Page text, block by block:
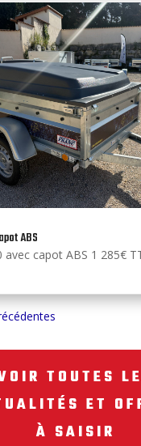
ABS
avec capot ABS 1 285€
TOUTES
ET
À SAISIR